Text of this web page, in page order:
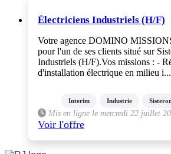
Électriciens Industriels (H/F)
Votre agence DOMINO
pour l'un de ses clients situé sur
Industriels (H/F).Vos missions : -
d'installation électrique en milieu i...
Interim Industrie
Mis en ligne le mercredi 22 juillet
Voir l'offre